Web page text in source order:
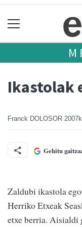
Ikastolak
Franck DOLOSOR
Gehitu
Zaldubi ikastola
Herriko Etxeak
etxe berria. Aisialdi